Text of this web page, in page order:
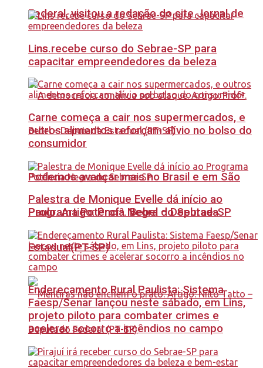
Federal, visitou a redação do site Jornal de
Lins.
Podemos avançar mais no Brasil e em São
Paulo. Artigo: Profª. Bebel – Deputada
Estadual(PT-SP)
Lins recebe curso do Sebrae-SP para
capacitar empreendedores da beleza
Carne começa a cair nos supermercados, e
outros alimentos reforçam alívio no bolso do
consumidor
Palestra de Monique Evelle dá início ao
Programa Potência Negra do Sebrae-SP
Endereçamento Rural Paulista: Sistema
Faesp/Senar lançou neste sábado, em Lins,
projeto piloto para combater crimes e
acelerar socorro a incêndios no campo